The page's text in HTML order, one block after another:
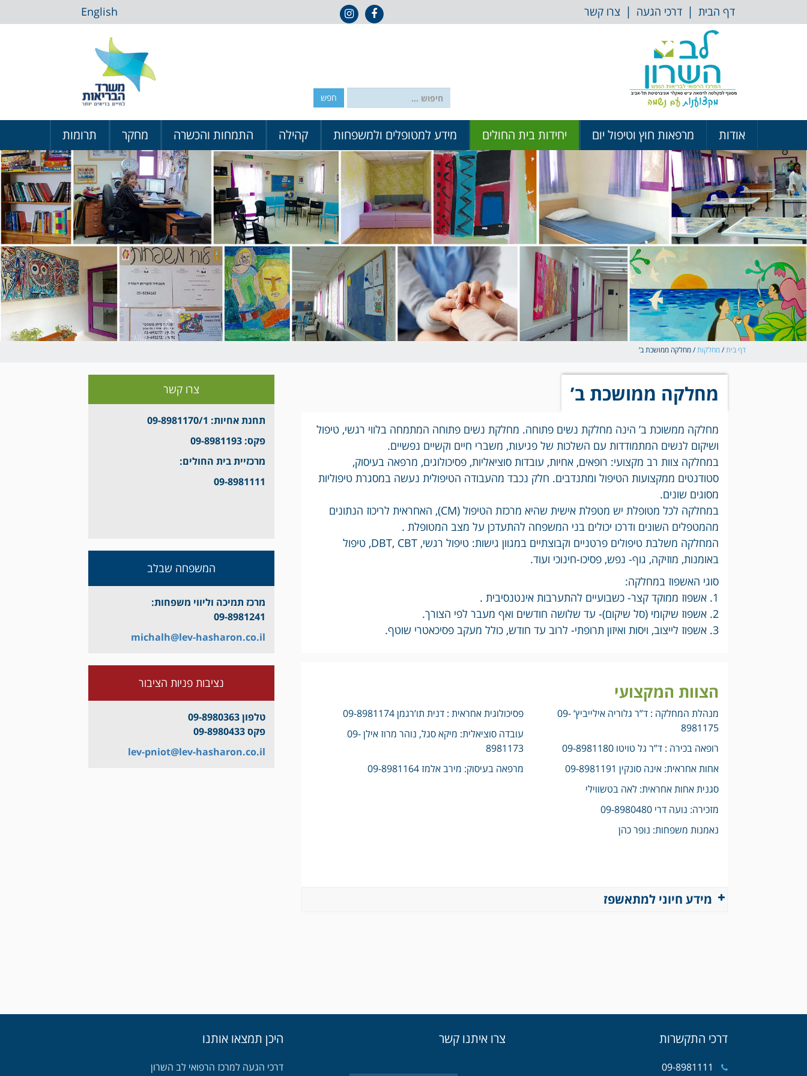
דף הבית | דרכי הגעה | צרו קשר אייקון פייסבוק English
חפש:
אודות מרפאות חוץ וטיפול יום יחידות בית החולים מידע למטופלים ולמשפחות קהילה התמחות והכשרה מחקר תרומות
דף בית/מחלקות/מחלקה ממושכת ב’
מחלקה ממושכת ב’
מחלקה ממשוכת ב’ הינה מחלקת נשים פתוחה. מחלקת נשים פתוחה המתמחה בלווי רגשי, טיפול
ושיקום לנשים המתמודדות עם השלכות של פגיעות, משברי חיים וקשיים נפשיים.
במחלקה צוות רב מקצועי: רופאים, אחיות, עובדות סוציאליות, פסיכולוגים, מרפאה בעיסוק,
סטודנטים ממקצועות הטיפול ומתנדבים. חלק נכבד מהעבודה הטיפולית נעשה במסגרת טיפוליות
מסוגים שונים.
במחלקה לכל מטופלת יש מטפלת אישית שהיא מרכזת הטיפול (CM), האחראית לריכוז הנתונים
מהמטפלים השונים ודרכו יכולים בני המשפחה להתעדכן על מצב המטופלת .
המחלקה משלבת טיפולים פרטניים וקבוצתיים במגוון גישות: טיפול רגשי, DBT, CBT, טיפול
באומנות, מוזיקה, גוף- נפש, פסיכו-חינוכי ועוד.
סוגי האשפוז במחלקה:
1. אשפוז ממוקד קצר- כשבועיים להתערבות אינטנסיבית .
2. אשפוז שיקומי (סל שיקום)- עד שלושה חודשים ואף מעבר לפי הצורך.
3. אשפוז לייצוב, ויסות ואיזון תרופתי- לרוב עד חודש, כולל מעקב פסיכאטרי שוטף.
הצוות המקצועי
מנהלת המחלקה : ד”ר גלוריה אילייביץ’ 09-
8981175
רופאה בכירה : ד”ר גל טויטו 09-8981180
אחות אחראית: אינה סונקין 09-8981191
סגנית אחות אחראית: לאה בטשווילי
מזכירה: נועה דרי 09-8980480
נאמנות משפחות: נופר כהן
פסיכולוגית אחראית : דנית תו’רגמן 09-8981174
עובדה סוציאלית: מיקא סגל, נוהר מרוז אילן 09-
8981173
מרפאה בעיסוק: מירב אלמז 09-8981164
מידע חיוני למתאשפז
צרו קשר
תחנת אחיות: 09-8981170/1
פקס: 09-8981193
מרכזיית בית החולים:
09-8981111
המשפחה שבלב
מרכז תמיכה וליווי משפחות:
09-8981241
michalh@lev-hasharon.co.il
נציבות פניות הציבור
טלפון 09-8980363
פקס 09-8980433
lev-pniot@lev-hasharon.co.il
דרכי התקשרות צרו איתנו קשר היכן תמצאו אותנו
דרכי הגעה למרכז הרפואי לב השרון